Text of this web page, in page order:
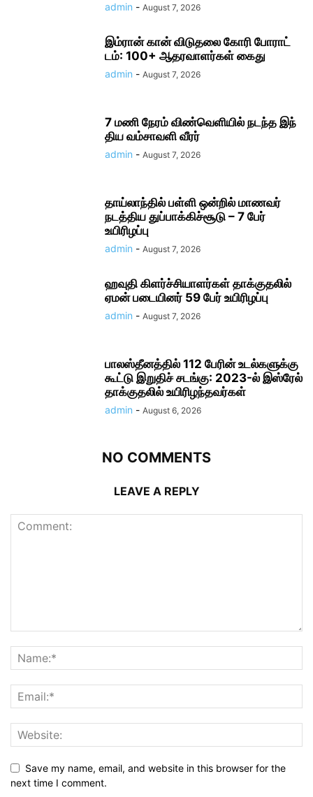
admin - August 7, 2026
இம்ரான் கான் விடுதலை கோரி போராட்​
டம்: 100+ ஆதரவாளர்கள் கைது
admin - August 7, 2026
7 மணி நேரம் விண்​வெளியில் நடந்த இந்​
திய வம்​சாவளி வீரர்
admin - August 7, 2026
தாய்லாந்தில் பள்ளி ஒன்றில் மாணவர்
நடத்திய துப்பாக்கிச்சூடு – 7 பேர்
உயிரிழப்பு
admin - August 7, 2026
ஹவுதி கிளர்ச்சியாளர்கள் தாக்குதலில்
ஏமன் படையினர் 59 பேர் உயிரிழப்பு
admin - August 7, 2026
பாலஸ்தீனத்தில் 112 பேரின் உடல்களுக்கு
கூட்டு இறுதிச் சடங்கு: 2023-ல் இஸ்ரேல்
தாக்குதலில் உயிரிழந்தவர்கள்
admin - August 6, 2026
NO COMMENTS
LEAVE A REPLY
Save my name, email, and website in this browser for the
next time I comment.